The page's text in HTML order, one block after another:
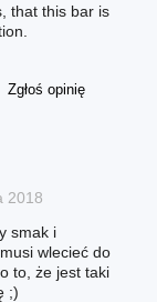
that this bar is
Zgłoś opinię
2018
smak i
wlecieć do
to, że jest taki
;)